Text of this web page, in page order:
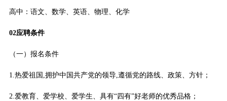
高中：语文、数学、英语、物理、化学
02应聘条件
（一）报名条件
1.热爱祖国,拥护中国共产党的领导,遵循党的路线、政策、方针；
2.爱教育、爱学校、爱学生、具有“四有”好老师的优秀品格；